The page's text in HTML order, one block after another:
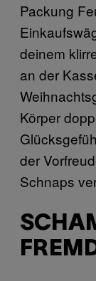
Packung
deinem
an der
Körper
der
Schnaps